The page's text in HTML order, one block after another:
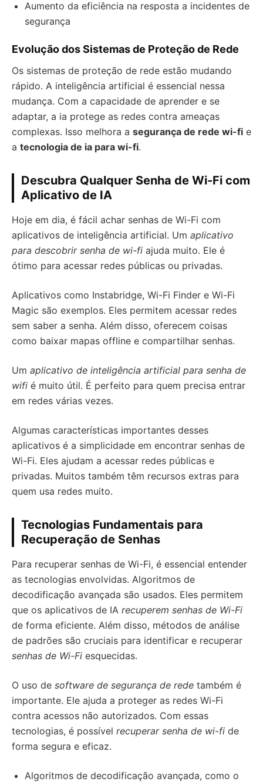
Aumento da eficiência na resposta a incidentes de
segurança
Evolução dos Sistemas de Proteção de Rede
Os sistemas de proteção de rede estão mudando
rápido. A inteligência artificial é essencial nessa
mudança. Com a capacidade de aprender e se
adaptar, a ia protege as redes contra ameaças
complexas. Isso melhora a segurança de rede wi-fi e
a tecnologia de ia para wi-fi.
Descubra Qualquer Senha de Wi-Fi com
Aplicativo de IA
Hoje em dia, é fácil achar senhas de Wi-Fi com
aplicativos de inteligência artificial. Um aplicativo
para descobrir senha de wi-fi ajuda muito. Ele é
ótimo para acessar redes públicas ou privadas.
Aplicativos como Instabridge, Wi-Fi Finder e Wi-Fi
Magic são exemplos. Eles permitem acessar redes
sem saber a senha. Além disso, oferecem coisas
como baixar mapas offline e compartilhar senhas.
Um aplicativo de inteligência artificial para senha de
wifi é muito útil. É perfeito para quem precisa entrar
em redes várias vezes.
Algumas características importantes desses
aplicativos é a simplicidade em encontrar senhas de
Wi-Fi. Eles ajudam a acessar redes públicas e
privadas. Muitos também têm recursos extras para
quem usa redes muito.
Tecnologias Fundamentais para
Recuperação de Senhas
Para recuperar senhas de Wi-Fi, é essencial entender
as tecnologias envolvidas. Algoritmos de
decodificação avançada são usados. Eles permitem
que os aplicativos de IA recuperem senhas de Wi-Fi
de forma eficiente. Além disso, métodos de análise
de padrões são cruciais para identificar e recuperar
senhas de Wi-Fi esquecidas.
O uso de software de segurança de rede também é
importante. Ele ajuda a proteger as redes Wi-Fi
contra acessos não autorizados. Com essas
tecnologias, é possível recuperar senha de wi-fi de
forma segura e eficaz.
Algoritmos de decodificação avançada, como o